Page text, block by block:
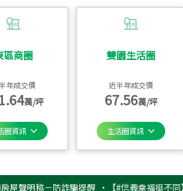
區商圈
年成交價
萬/坪
圈資訊
雙園生活圈
近半年成交價
67.56萬/坪
生活圈資訊
稿－防詐騙提醒 ‧【#信義幸福挺不同】用實